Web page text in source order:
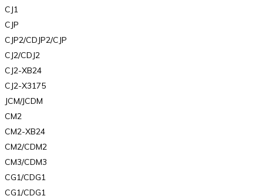
CJ1
CJP
CJP2/CDJP2/CJP
CJ2/CDJ2
CJ2-XB24
CJ2-X3175
JCM/JCDM
CM2
CM2-XB24
CM2/CDM2
CM3/CDM3
CG1/CDG1
CG1/CDG1